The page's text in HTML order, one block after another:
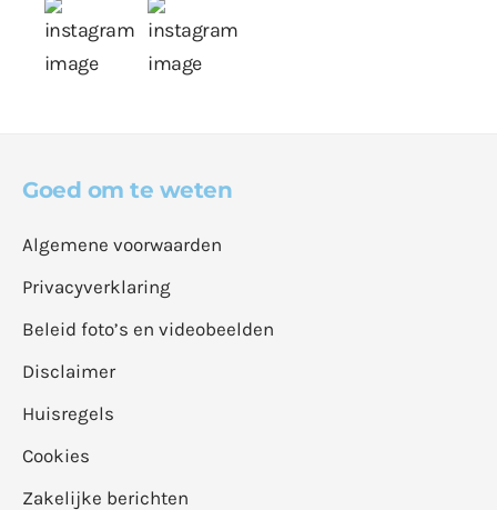
Goed om te weten
Algemene voorwaarden
Privacyverklaring
Beleid foto’s en videobeelden
Disclaimer
Huisregels
Cookies
Zakelijke berichten